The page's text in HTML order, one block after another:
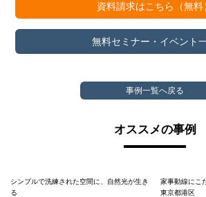
資料請求はこちら（無料
無料セミナー・ イベント
事例一覧へ戻る
オススメの事例
シンプルで洗練された空間に、自然光が生き
る
家事動線にこ
東京都港区